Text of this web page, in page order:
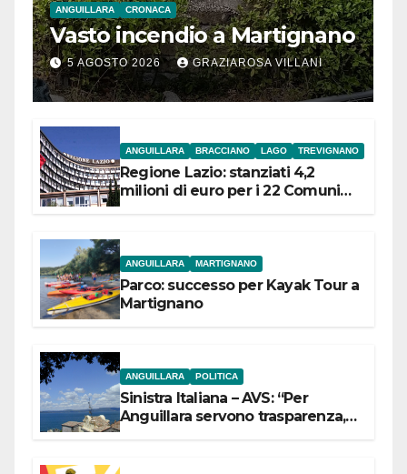
ANGUILLARA CRONACA
Vasto incendio a Martignano
5 AGOSTO 2026 GRAZIAROSA VILLANI
ANGUILLARA BRACCIANO LAGO TREVIGNANO
Regione Lazio: stanziati 4,2
milioni di euro per i 22 Comuni
ANGUILLARA MARTIGNANO
Parco: successo per Kayak Tour a
Martignano
ANGUILLARA POLITICA
Sinistra Italiana – AVS: “Per
Anguillara servono trasparenza,